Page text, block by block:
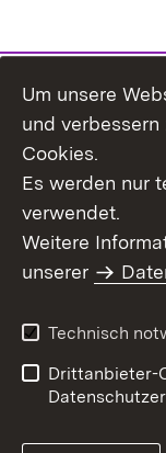
Barrierefreiheit
Um unsere
und
Cookies.
Es werden nur
verwendet.
Weitere
unserer
Technisch
Drittanbieter-